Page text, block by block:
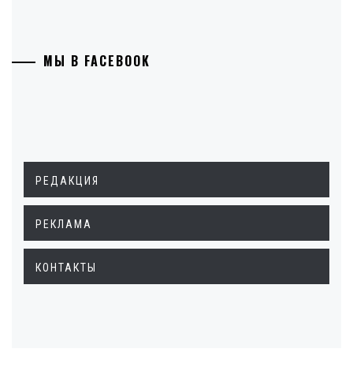
МЫ В FACEBOOK
РЕДАКЦИЯ
РЕКЛАМА
КОНТАКТЫ